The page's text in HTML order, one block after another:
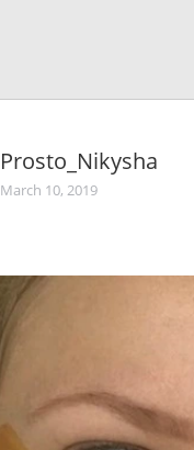
Prosto_Nikyshа
March 10, 2019